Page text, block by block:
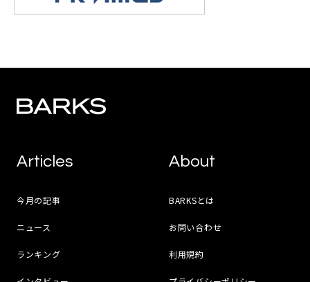
Articles
今月の記事
ニュース
ランキング
About
BARKSとは
お問い合わせ
利用規約